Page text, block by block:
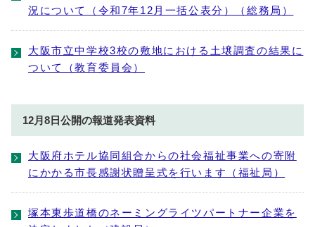
況について（令和7年12月一括公表分）（総務局）
大阪市立中学校3校の敷地における土壌調査の結果に
ついて（教育委員会）
12月8日公開の報道発表資料
大阪府ホテル協同組合からの社会福祉事業への寄附
にかかる市長感謝状贈呈式を行います（福祉局）
塚本東歩道橋のネーミングライツパートナー企業を